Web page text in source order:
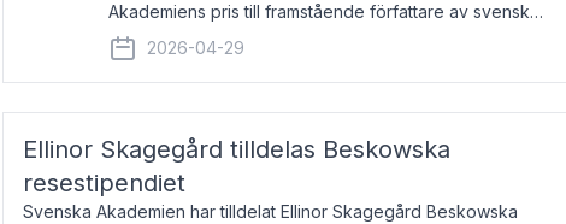
Akademiens pris till framstående författare av svensk
sakprosa som i år går till Magnus Västerbro, Svenska
Akademiens pris
2026-04-29
Ellinor Skagegård tilldelas Beskowska
resestipendiet
Svenska Akademien har tilldelat Ellinor Skagegård Beskowska